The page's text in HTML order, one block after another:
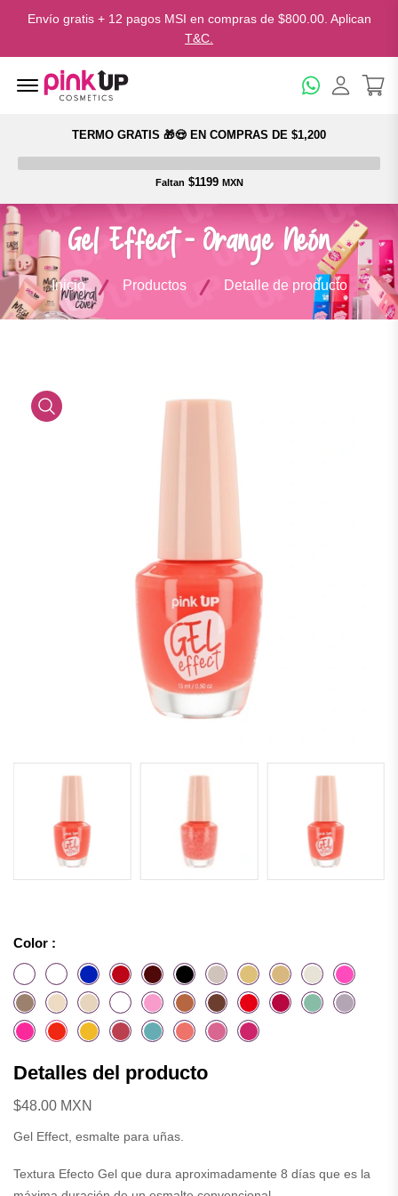
Envío gratis + 12 pagos MSI en compras de $800.00. Aplican
T&C.
Menu Open
TERMO GRATIS 🎁😍 EN COMPRAS DE $1,200
Faltan $1199 MXN
Gel Effect - Orange Neón
Inicio Productos Detalle de producto
Color :
Detalles del producto
$48.00 MXN
Gel Effect, esmalte para uñas.
Textura Efecto Gel que dura aproximadamente 8 días que es la